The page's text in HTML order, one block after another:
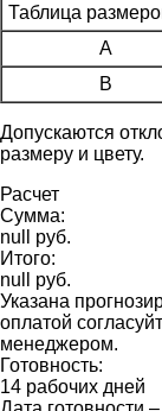
Таблица
A
B
Допускаются
размеру и цвету.
Расчет
Сумма:
null руб.
Итого:
null руб.
Указана
оплатой
менеджером.
Готовность:
14 рабочих дней